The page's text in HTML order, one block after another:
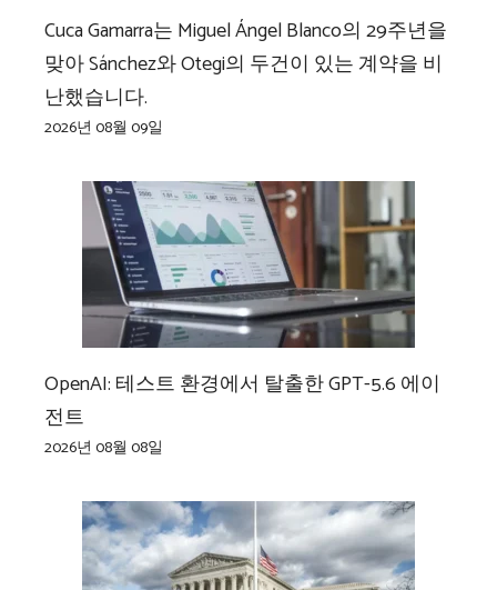
Cuca Gamarra는 Miguel Ángel Blanco의 29주년을
맞아 Sánchez와 Otegi의 두건이 있는 계약을 비
난했습니다.
2026년 08월 09일
OpenAI: 테스트 환경에서 탈출한 GPT-5.6 에이
전트
2026년 08월 08일